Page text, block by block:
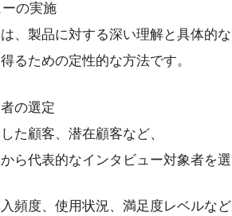
の実施
、製品に対する深い理解と具体的な
るための定性的な方法です。
の選定
た顧客、潜在顧客など、
ら代表的なインタビュー対象者を選
頻度、使用状況、満足度レベルなど